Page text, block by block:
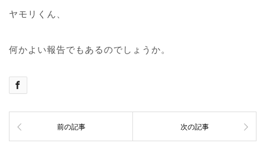
ヤモリくん、
何かよい報告でもあるのでしょうか。
前の記事 次の記事